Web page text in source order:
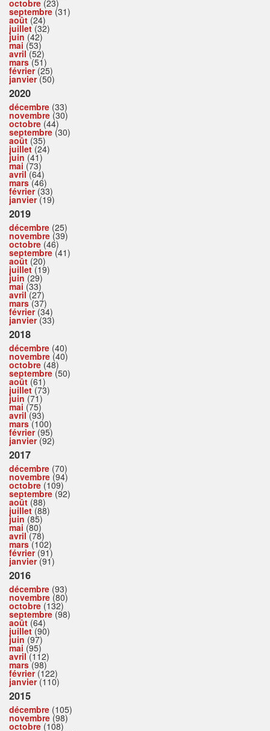
octobre (23)
septembre (31)
août (24)
juillet(32)
juin (42)
mai (53)
avril(52)
mars(51)
février(25)
janvier(50)
2020
décembre (33)
novembre (30)
octobre (44)
septembre (30)
août (35)
juillet(24)
juin (41)
mai (73)
avril(64)
mars(46)
février(33)
janvier(19)
2019
décembre (25)
novembre (39)
octobre (46)
septembre (41)
août (20)
juillet(19)
juin (29)
mai (33)
avril(27)
mars(37)
février(34)
janvier(33)
2018
décembre (40)
novembre (40)
octobre (48)
septembre (50)
août (61)
juillet(73)
juin (71)
mai (75)
avril(93)
mars(100)
février(95)
janvier(92)
2017
décembre (70)
novembre (94)
octobre (109)
septembre (92)
août (88)
juillet(88)
juin (85)
mai (80)
avril(78)
mars(102)
février(91)
janvier(91)
2016
décembre (93)
novembre (80)
octobre (132)
septembre (98)
août (64)
juillet(90)
juin (97)
mai (95)
avril(112)
mars(98)
février(122)
janvier(110)
2015
décembre (105)
novembre (98)
octobre (108)